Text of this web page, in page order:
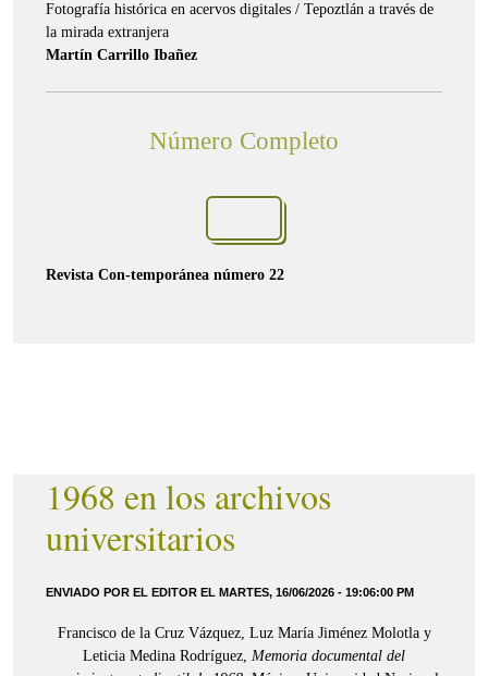
Fotografía histórica en acervos digitales / Tepoztlán a través de
la mirada extranjera
Martín Carrillo Ibañez
Número Completo
Revista Con-temporánea número 22
1968 en los archivos
universitarios
ENVIADO POR EL EDITOR EL MARTES, 16/06/2026 - 19:06:00 PM
Francisco de la Cruz Vázquez, Luz María Jiménez Molotla y
Leticia Medina Rodríguez, Memoria documental del